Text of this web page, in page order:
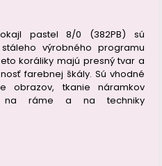
rokajl pastel 8/0 (382PB) sú
výrobného programu
koráliky majú presný tvar a
farebnej škály. Sú vhodné
obrazov, tkanie náramkov
na ráme a na techniky